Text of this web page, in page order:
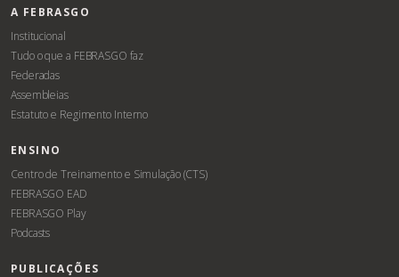
A FEBRASGO
Institucional
Tudo o que a FEBRASGO faz
Federadas
Assembleias
Estatuto e Regimento Interno
ENSINO
Centro de Treinamento e Simulação (CTS)
FEBRASGO EAD
FEBRASGO Play
Podcasts
PUBLICAÇÕES